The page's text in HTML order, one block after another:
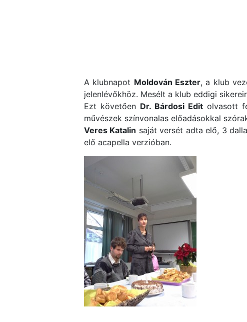
A klubnapot Moldován Eszter, a klub
jelenlévőkhöz. Mesélt a klub eddigi
Ezt követően Dr. Bárdosi Editolvasott
művészek színvonalas előadásokkal
Veres Katalin saját versét adta elő, 3
elő acapella verzióban.